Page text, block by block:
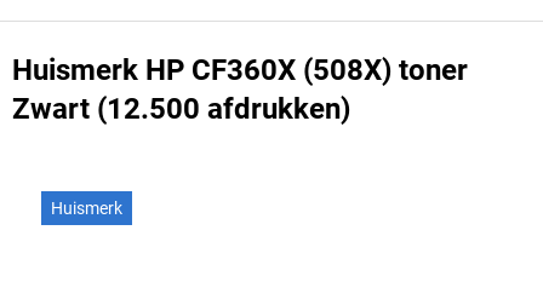
Huismerk HP CF360X (508X) toner
Zwart (12.500 afdrukken)
Huismerk